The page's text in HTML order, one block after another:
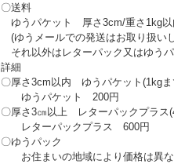
〇送料
ゆうパケット 厚さ3cm/重さ1kg以
(ゆうメールでの発送はお取り扱い
それ以外はレターパック又はゆう
詳細
〇厚さ3cm以内 ゆうパケット(1kgま
ゆうパケット 200円
〇厚さ3㎝以上 レターパックプラス
レターパックプラス 600円
〇ゆうパック
お住まいの地域により価格は異な